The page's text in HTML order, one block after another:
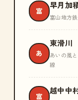
富
早月加
富山地方
あ
東滑川
あいの風
線
富
越中中